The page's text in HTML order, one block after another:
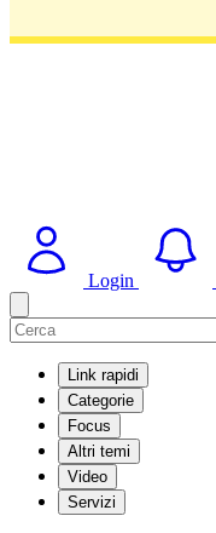
Login
Link rapidi
Categorie
Focus
Altri temi
Video
Servizi